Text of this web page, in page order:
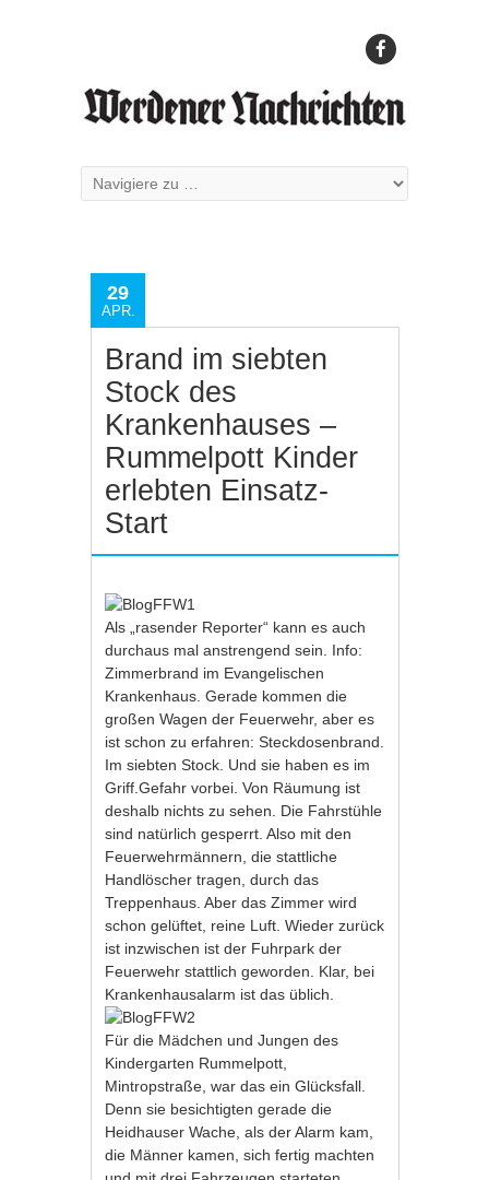
29
APR.
Brand im siebten
Stock des
Krankenhauses –
Rummelpott Kinder
erlebten Einsatz-
Start
Als „rasender Reporter“ kann es auch
durchaus mal anstrengend sein. Info:
Zimmerbrand im Evangelischen
Krankenhaus. Gerade kommen die
großen Wagen der Feuerwehr, aber es
ist schon zu erfahren: Steckdosenbrand.
Im siebten Stock. Und sie haben es im
Griff.Gefahr vorbei. Von Räumung ist
deshalb nichts zu sehen. Die Fahrstühle
sind natürlich gesperrt. Also mit den
Feuerwehrmännern, die stattliche
Handlöscher tragen, durch das
Treppenhaus. Aber das Zimmer wird
schon gelüftet, reine Luft. Wieder zurück
ist inzwischen ist der Fuhrpark der
Feuerwehr stattlich geworden. Klar, bei
Krankenhausalarm ist das üblich.
Für die Mädchen und Jungen des
Kindergarten Rummelpott,
Mintropstraße, war das ein Glücksfall.
Denn sie besichtigten gerade die
Heidhauser Wache, als der Alarm kam,
die Männer kamen, sich fertig machten